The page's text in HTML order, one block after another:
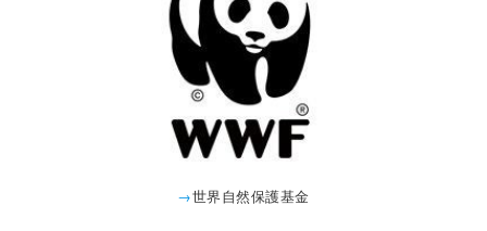
→世界自然保護基金